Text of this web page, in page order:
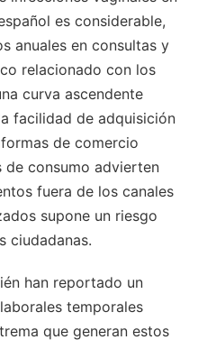
es considerable,
anuales en consultas y
relacionado con los
curva ascendente
facilidad de adquisición
de comercio
de consumo advierten
fuera de los canales
supone un riesgo
ciudadanas.
han reportado un
temporales
que generan estos